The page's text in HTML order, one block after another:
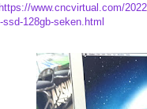
https://www.cncvirtual.com/
128gb-seken.html